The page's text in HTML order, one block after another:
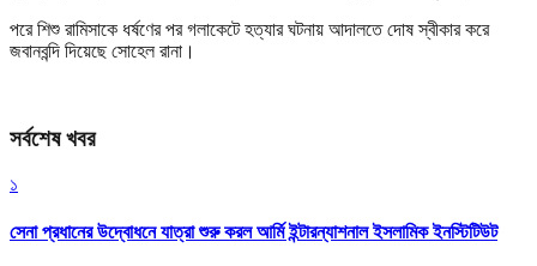
পরে শিশু রামিসাকে ধর্ষণের পর গলাকেটে হত্যার ঘটনায় আদালতে দোষ স্বীকার করে
জবানবন্দি দিয়েছে সোহেল রানা।
সর্বশেষ খবর
১
সেনা প্রধানের উদ্বোধনে যাত্রা শুরু করল আর্মি ইন্টারন্যাশনাল ইসলামিক ইনস্টিটিউট